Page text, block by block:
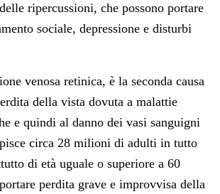
ripercussioni, che possono portare
sociale, depressione e disturbi
venosa retinica, è la seconda causa
della vista dovuta a malattie
e quindi al danno dei vasi sanguigni
circa 28 milioni di adulti in tutto
di età uguale o superiore a 60
perdita grave e improvvisa della